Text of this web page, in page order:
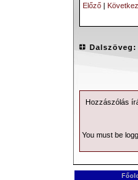
Előző |
Dalszöveg:
Hozzászólás
You must be